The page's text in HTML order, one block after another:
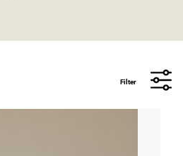
Filter